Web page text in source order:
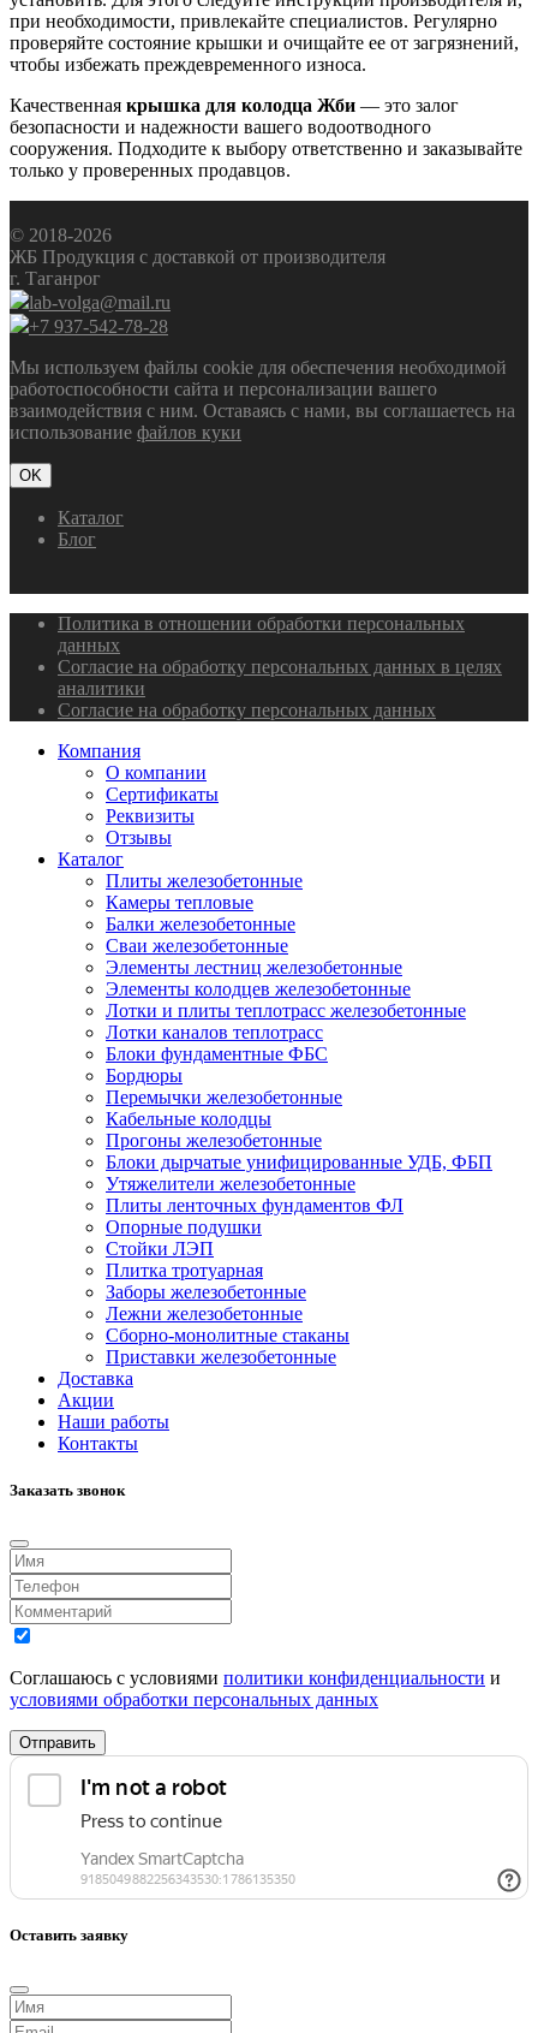
при необходимости, привлекайте специалистов. Регулярно
проверяйте состояние крышки и очищайте ее от загрязнений,
чтобы избежать преждевременного износа.
Качественная крышка для колодца Жби — это залог
безопасности и надежности вашего водоотводного
сооружения. Подходите к выбору ответственно и заказывайте
только у проверенных продавцов.
© 2018-2026
ЖБ Продукция с доставкой от производителя
г. Таганрог
lab-volga@mail.ru
+7 937-542-78-28
Мы используем файлы cookie для обеспечения необходимой
работоспособности сайта и персонализации вашего
взаимодействия с ним. Оставаясь с нами, вы соглашаетесь на
использование файлов куки
OK
Каталог
Блог
Политика в отношении обработки персональных
данных
Согласие на обработку персональных данных в целях
аналитики
Согласие на обработку персональных данных
Компания
О компании
Сертификаты
Реквизиты
Отзывы
Каталог
Плиты железобетонные
Камеры тепловые
Балки железобетонные
Сваи железобетонные
Элементы лестниц железобетонные
Элементы колодцев железобетонные
Лотки и плиты теплотрасс железобетонные
Лотки каналов теплотрасс
Блоки фундаментные ФБС
Бордюры
Перемычки железобетонные
Кабельные колодцы
Прогоны железобетонные
Блоки дырчатые унифицированные УДБ, ФБП
Утяжелители железобетонные
Плиты ленточных фундаментов ФЛ
Опорные подушки
Стойки ЛЭП
Плитка тротуарная
Заборы железобетонные
Лежни железобетонные
Сборно-монолитные стаканы
Приставки железобетонные
Доставка
Акции
Наши работы
Контакты
Заказать звонок
Соглашаюсь с условиями политики конфиденциальности и
условиями обработки персональных данных
Отправить
Оставить заявку